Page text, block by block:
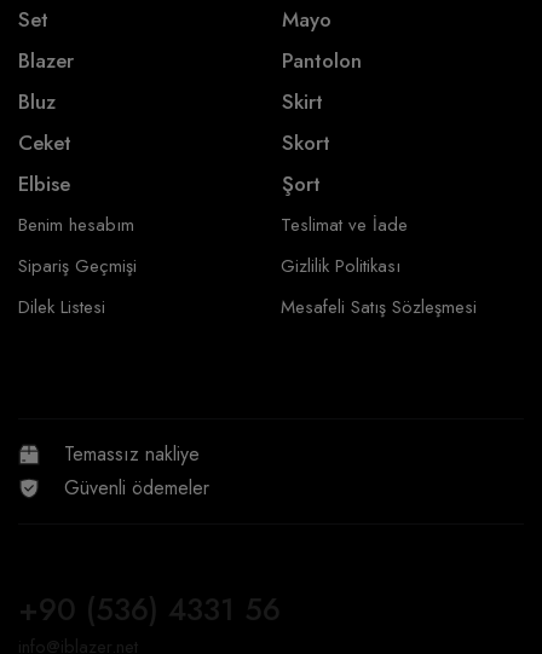
Set
Blazer
Bluz
Ceket
Elbise
Mayo
Pantolon
Skirt
Skort
Şort
Benim hesabım
Sipariş Geçmişi
Dilek Listesi
Teslimat ve İade
Gizlilik Politikası
Mesafeli Satış Sözleşmesi
Temassız nakliye
Güvenli ödemeler
+90 (536) 4331 56
info@iblazer.net